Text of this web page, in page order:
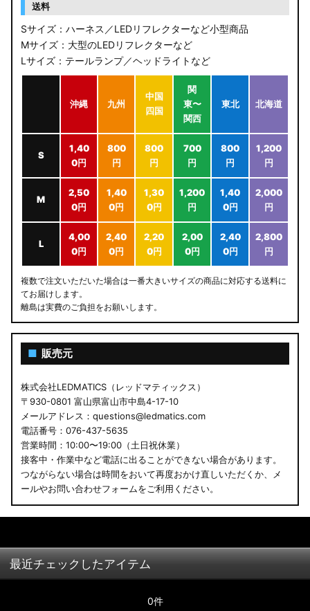
送料
Sサイズ：ハーネス／LEDリフレクターなど小型商品
Mサイズ：大型のLEDリフレクターなど
Lサイズ：テールランプ／ヘッドライトなど
沖縄 九州
中国
四国
関
東〜
関西
東北 北海道
S
1,40
0円
800
円
800
円
700
円
800
円
1,200
円
M
2,50
0円
1,40
0円
1,30
0円
1,200
円
1,40
0円
2,000
円
L
4,00
0円
2,40
0円
2,20
0円
2,00
0円
2,40
0円
2,800
円
複数で注文いただいた場合は一番大きいサイズの商品に対応する送料に
てお届けします。
離島は実費のご負担をお願いします。
■ 販売元
株式会社LEDMATICS（レッドマティックス）
〒930-0801 富山県富山市中島4-17-10
メールアドレス：questions@ledmatics.com
電話番号：076-437-5635
営業時間：10:00〜19:00（土日祝休業）
接客中・作業中など電話に出ることができない場合があります。
つながらない場合は時間をおいて再度おかけ直しいただくか、メ
ールやお問い合わせフォームをご利用ください。
最近チェックしたアイテム
0件